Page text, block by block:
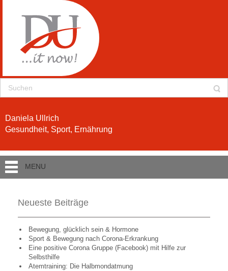
Daniela Ullrich
Gesundheit, Sport, Ernährung
MENU
Neueste Beiträge
Bewegung, glücklich sein & Hormone
Sport & Bewegung nach Corona-Erkrankung
Eine positive Corona Gruppe (Facebook) mit Hilfe zur
Selbsthilfe
Atemtraining: Die Halbmondatmung